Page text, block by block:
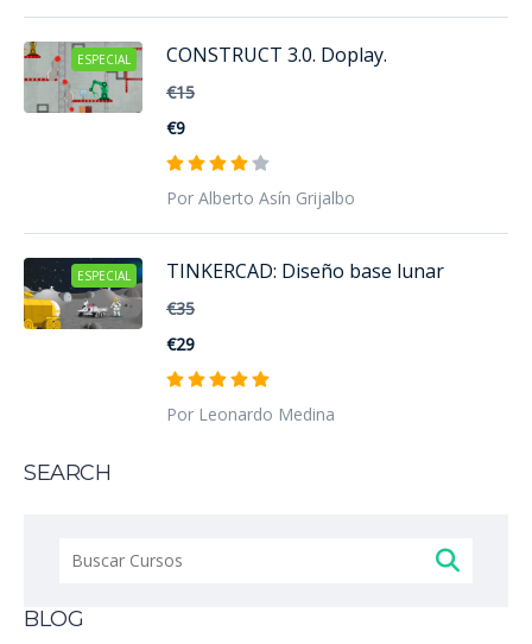
ESPECIAL CONSTRUCT 3.0. Doplay.
€15
€9
Por Alberto Asín Grijalbo
ESPECIAL TINKERCAD: Diseño base lunar
€35
€29
Por Leonardo Medina
SEARCH
Buscar:
BLOG